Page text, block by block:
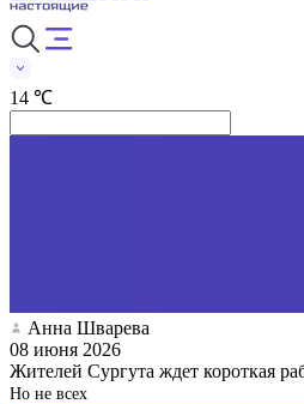
14 ℃
Анна Шварева
08 июня 2026
Жителей Сургута ждет короткая
Но не всех